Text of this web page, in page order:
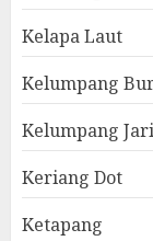
Kelapa Laut
Kelumpang
Kelumpang Jari
Keriang Dot
Ketapang